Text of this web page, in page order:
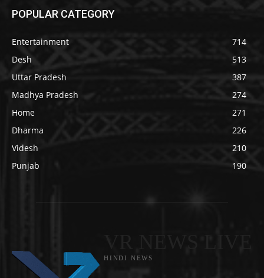
POPULAR CATEGORY
Entertainment
714
Desh
513
Uttar Pradesh
387
Madhya Pradesh
274
Home
271
Dharma
226
Videsh
210
Punjab
190
HINDI NEWS